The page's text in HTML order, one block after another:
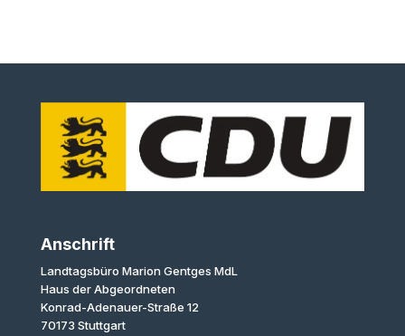
Anschrift
Landtagsbüro Marion Gentges MdL
Haus der Abgeordneten
Konrad-Adenauer-Straße 12
70173 Stuttgart